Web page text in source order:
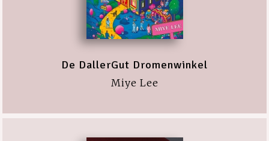
De DallerGut Dromenwinkel
Miye Lee